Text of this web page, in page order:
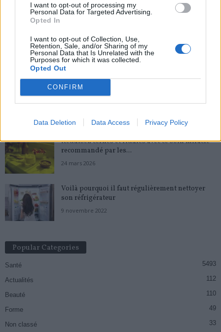
I want to opt-out of processing my
Personal Data for Targeted Advertising.
Opted In
I want to opt-out of Collection, Use,
Retention, Sale, and/or Sharing of my
Personal Data that Is Unrelated with the
Purposes for which it was collected.
Opted Out
CONFIRM
Data Deletion Data Access Privacy Policy
1 décembre 2022
Les températures sont tombées sous les normales saisonnières. Ce froid
va-t-il perdurer ? Faites-vous partie des ...
Oise : 21 personnes intoxiquées au monoxyde de
carbone pendant la...
Réduisez cernes et ridules avec ce soin miracle
recommandé par les...
24 mars 2026
Voilà pourquoi il faut régulièrement nettoyer
son réfrigérateur
9 novembre 2022
Popular Categories
Santé 5493
Actualités 112
Beauté 110
Forme 49
Non classé 33